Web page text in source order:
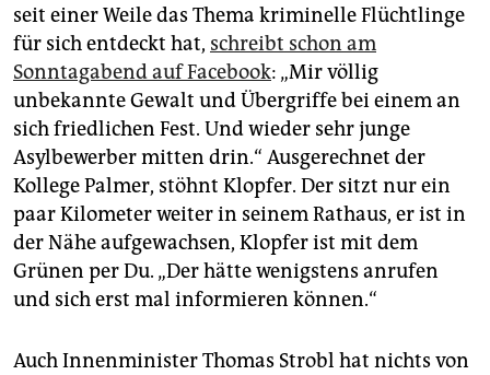
seit einer Weile das Thema kriminelle Flüchtlinge
für sich entdeckt hat, schreibt schon am
Sonntagabend auf Facebook: „Mir völlig
unbekannte Gewalt und Übergriffe bei einem an
sich friedlichen Fest. Und wieder sehr junge
Asylbewerber mitten drin.“ Ausgerechnet der
Kollege Palmer, stöhnt Klopfer. Der sitzt nur ein
paar Kilometer weiter in seinem Rathaus, er ist in
der Nähe aufgewachsen, Klopfer ist mit dem
Grünen per Du. „Der hätte wenigstens anrufen
und sich erst mal informieren können.“
Auch Innenminister Thomas Strobl hat nichts von